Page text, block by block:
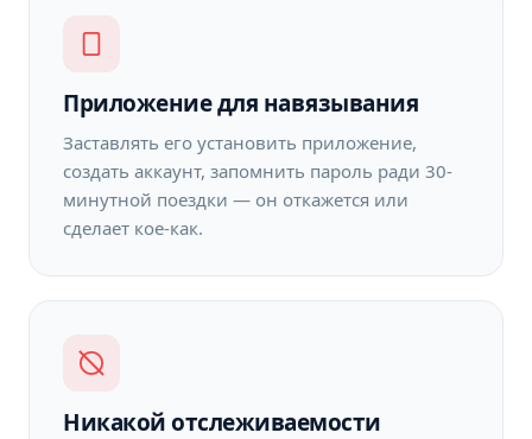
Приложение для навязывания
Заставлять его установить приложение,
создать аккаунт, запомнить пароль ради 30-
минутной поездки — он откажется или
сделает кое-как.
Никакой отслеживаемости